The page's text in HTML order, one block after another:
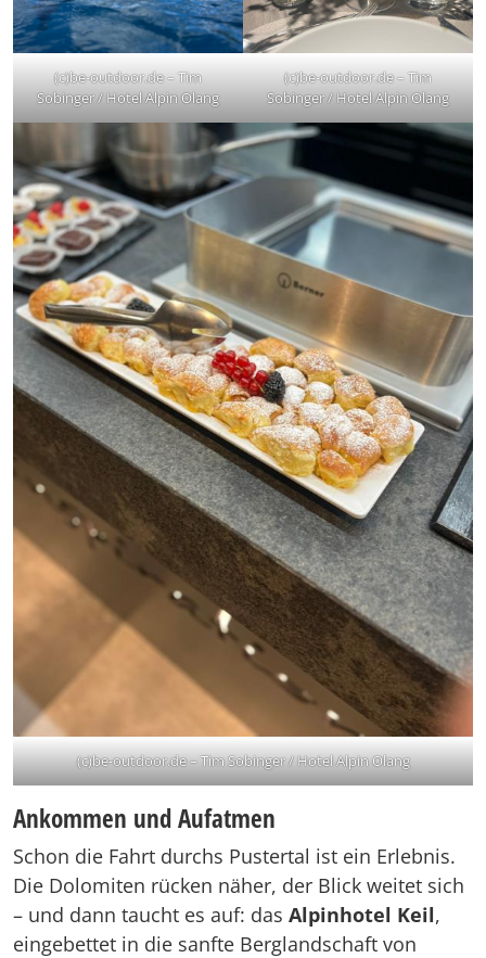
(c)be-outdoor.de – Tim
Sobinger / Hotel Alpin Olang
(c)be-outdoor.de – Tim
Sobinger / Hotel Alpin Olang
(c)be-outdoor.de – Tim Sobinger / Hotel Alpin Olang
Ankommen und Aufatmen
Schon die Fahrt durchs Pustertal ist ein Erlebnis.
Die Dolomiten rücken näher, der Blick weitet sich
– und dann taucht es auf: das Alpinhotel Keil,
eingebettet in die sanfte Berglandschaft von